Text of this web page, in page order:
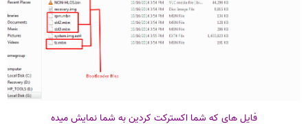
فایل های که شما اکسترکت کردین به شما نمایش میده